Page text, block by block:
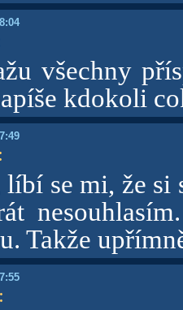
všechny
kdokoli
se mi, že si
Takže
: